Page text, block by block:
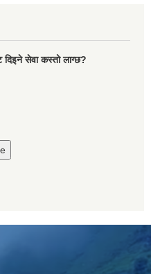
दिइने सेवा कस्तो लाग्छ?